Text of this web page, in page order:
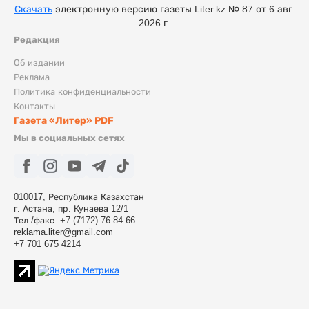
Редакция
Об издании
Реклама
Политика конфиденциальности
Контакты
Газета «Литер» PDF
Мы в социальных сетях
010017, Республика Казахстан
г. Астана, пр. Кунаева 12/1
Тел./факс: +7 (7172) 76 84 66
reklama.liter@gmail.com
+7 701 675 4214
Скачатьэлектронную версию газеты Liter.kz № 87 от 6 авг.
2026 г.